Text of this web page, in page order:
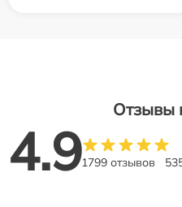
Отзывы
4.91799 отзывов